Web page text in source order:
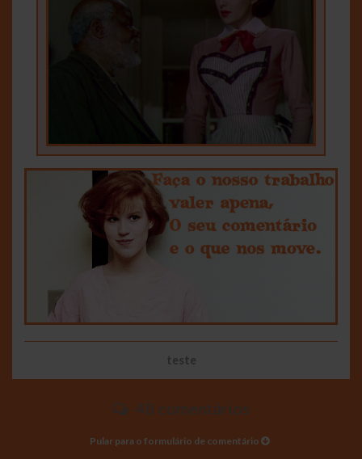
teste
48 comentários
Pular para o formulário de comentário